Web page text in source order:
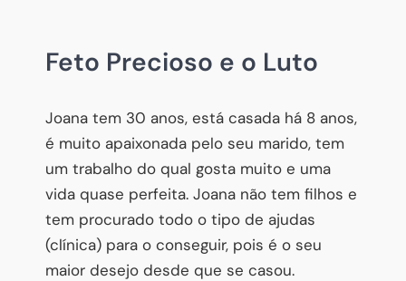
Feto Precioso e o Luto
Joana tem 30 anos, está casada há 8 anos,
é muito apaixonada pelo seu marido, tem
um trabalho do qual gosta muito e uma
vida quase perfeita. Joana não tem filhos e
tem procurado todo o tipo de ajudas
(clínica) para o conseguir, pois é o seu
maior desejo desde que se casou.